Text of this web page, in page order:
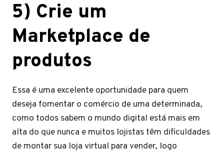
5) Crie um
Marketplace de
produtos
Essa é uma excelente oportunidade para quem
deseja fomentar o comércio de uma determinada,
como todos sabem o mundo digital está mais em
alta do que nunca e muitos lojistas têm dificuldades
de montar sua loja virtual para vender, logo